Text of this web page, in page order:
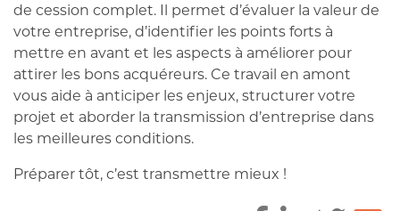
de cession complet. Il permet d’évaluer la valeur de
votre entreprise, d’identifier les points forts à
mettre en avant et les aspects à améliorer pour
attirer les bons acquéreurs. Ce travail en amont
vous aide à anticiper les enjeux, structurer votre
projet et aborder la transmission d’entreprise dans
les meilleures conditions.
Préparer tôt, c’est transmettre mieux !